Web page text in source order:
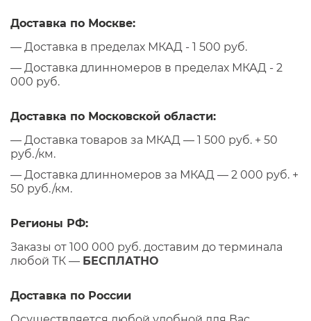
Доставка по Москве:
— Доставка в пределах МКАД - 1 500 руб.
— Доставка длинномеров в пределах МКАД - 2
000 руб.
Доставка по Московской области:
— Доставка товаров за МКАД — 1 500 руб. + 50
руб./км.
— Доставка длинномеров за МКАД — 2 000 руб. +
50 руб./км.
Регионы РФ:
Заказы от 100 000 руб. доставим до терминала
любой ТК — БЕСПЛАТНО
Доставка по России